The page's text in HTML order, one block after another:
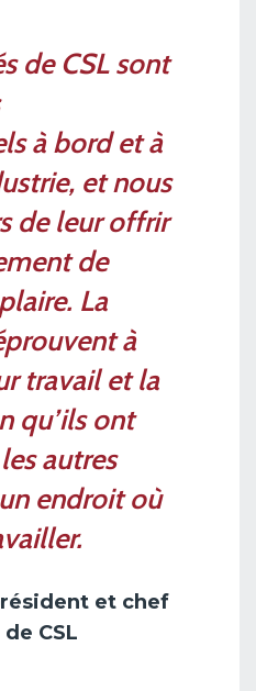
de CSL sont
à bord et à
et nous
de leur offrir
de
La
à
travail et la
qu’ils ont
autres
endroit où
et chef
CSL